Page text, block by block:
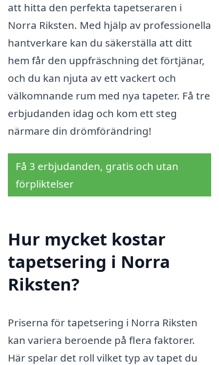
att hitta den perfekta tapetseraren i
Norra Riksten. Med hjälp av professionella
hantverkare kan du säkerställa att ditt
hem får den uppfräschning det förtjänar,
och du kan njuta av ett vackert och
välkomnande rum med nya tapeter. Få tre
erbjudanden idag och kom ett steg
närmare din drömförändring!
Få 3 erbjudanden, gratis och utan
förpliktelser
Hur mycket kostar
tapetsering i Norra
Riksten?
Priserna för tapetsering i Norra Riksten
kan variera beroende på flera faktorer.
Här spelar det roll vilket typ av tapet du